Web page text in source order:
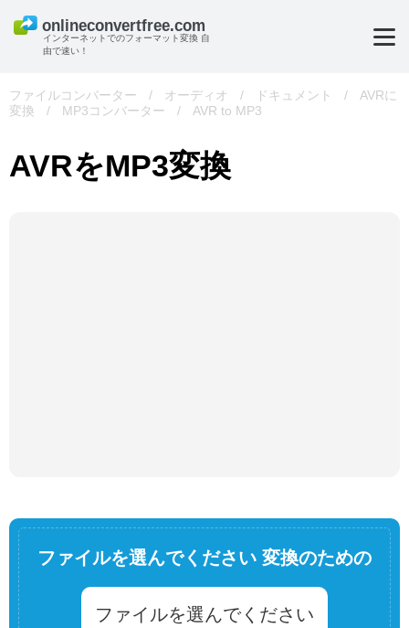
インターネットでのフォーマット変換 自
由で速い！
ファイルコンバーター / オーディオ / ドキュメント /
AVRに
変換
/ MP3コンバーター / AVR to MP3
AVRをMP3変換
ファイルを選んでください 変換のための
ファイルを選んでください